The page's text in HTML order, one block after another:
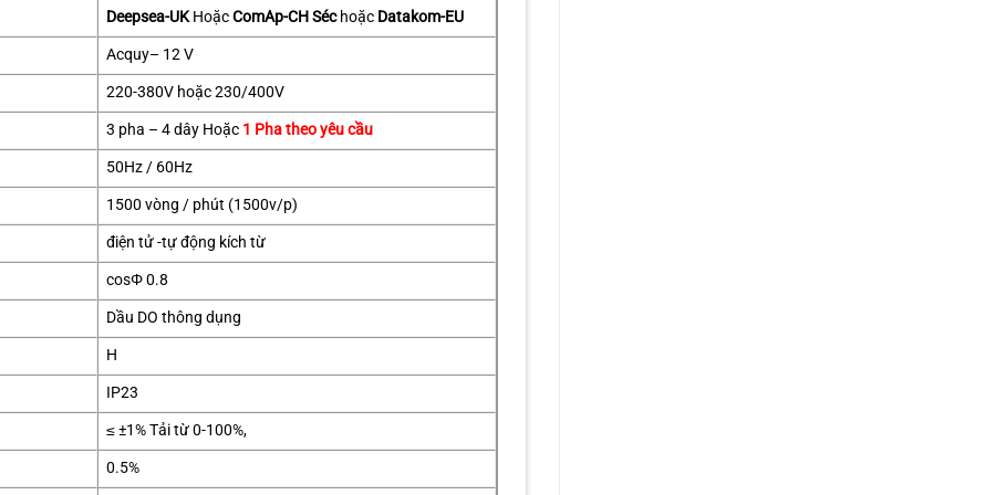
Deepsea-UKHoặcComAp-CH Séchoặc Datakom-EU
Acquy– 12 V
220-380V hoặc 230/400V
3 pha – 4 dây Hoặc 1 Pha theo yêu cầu
50Hz / 60Hz
1500 vòng / phút (1500v/p)
điện tử -tự động kích từ
cosΦ 0.8
Dầu DO thông dụng
H
IP23
≤ ±1% Tải từ 0-100%,
0.5%